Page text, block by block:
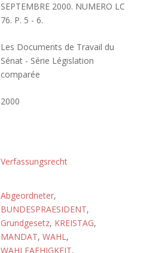
SEPTEMBRE 2000. NUMERO LC
76. P. 5 - 6.
Les Documents de Travail du
Sénat - Série Législation
comparée
2000
Verfassungsrecht
Abgeordneter,
BUNDESPRAESIDENT,
Grundgesetz, KREISTAG,
MANDAT, WAHL,
WAHLFAEHIGKEIT,